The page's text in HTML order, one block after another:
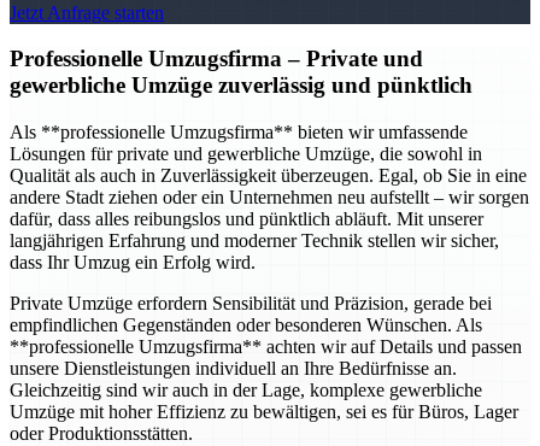
Jetzt Anfrage starten
Professionelle Umzugsfirma– Private und
gewerbliche Umzüge zuverlässig und pünktlich
Als **professionelle Umzugsfirma** bieten wir umfassende
Lösungen für private und gewerbliche Umzüge, die sowohl in
Qualität als auch in Zuverlässigkeit überzeugen. Egal, ob Sie in eine
andere Stadt ziehen oder ein Unternehmen neu aufstellt – wir sorgen
dafür, dass alles reibungslos und pünktlich abläuft. Mit unserer
langjährigen Erfahrung und moderner Technik stellen wir sicher,
dass Ihr Umzug ein Erfolg wird.
Private Umzüge erfordern Sensibilität und Präzision, gerade bei
empfindlichen Gegenständen oder besonderen Wünschen. Als
**professionelle Umzugsfirma** achten wir auf Details und passen
unsere Dienstleistungen individuell an Ihre Bedürfnisse an.
Gleichzeitig sind wir auch in der Lage, komplexe gewerbliche
Umzüge mit hoher Effizienz zu bewältigen, sei es für Büros, Lager
oder Produktionsstätten.